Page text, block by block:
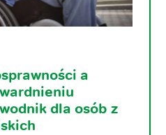
a
dla osób z